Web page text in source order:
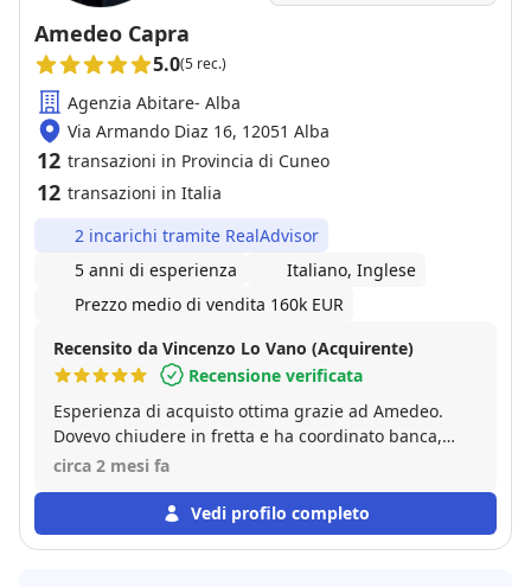
Amedeo Capra
5.0(5 rec.)
Agenzia Abitare- Alba
Via Armando Diaz 16, 12051 Alba
12 transazioni in Provincia di Cuneo
12 transazioni in Italia
2 incarichi tramite RealAdvisor
5 anni di esperienza
Italiano, Inglese
Prezzo medio di vendita 160k EUR
Recensito da Vincenzo Lo Vano (Acquirente)
Recensione verificata
Esperienza di acquisto ottima grazie ad Amedeo.
Dovevo chiudere in fretta e ha coordinato banca,
notaio e venditore senza un intoppo. Professionale,
attenzione in ogni fase fino al rogito. Cinque stelle
circa 2 mesi fa
Vedi profilo completo